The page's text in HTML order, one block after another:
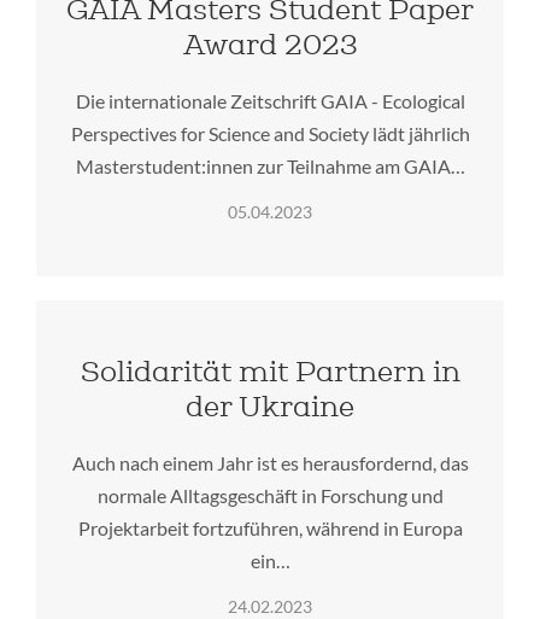
GAIA Masters Student Paper
Award 2023
Die internationale Zeitschrift GAIA - Ecological
Perspectives for Science and Society lädt jährlich
Masterstudent:innen zur Teilnahme am GAIA…
05.04.2023
Solidarität mit Partnern in
der Ukraine
Auch nach einem Jahr ist es herausfordernd, das
normale Alltagsgeschäft in Forschung und
Projektarbeit fortzuführen, während in Europa
ein…
24.02.2023